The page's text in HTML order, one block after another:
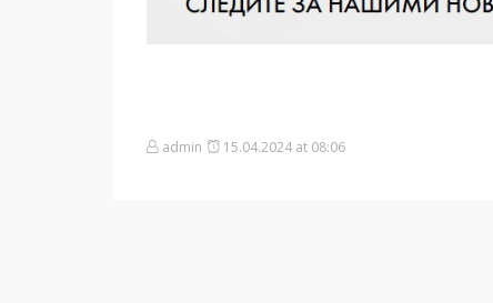
admin 15.04.2024 at 08:06